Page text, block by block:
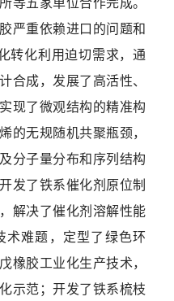
等五家单位合作完成。
严重依赖进口的问题和
转化利用迫切需求，通
合成，发展了高活性、
现了微观结构的精准构
的无规随机共聚瓶颈，
分子量分布和序列结构
发了铁系催化剂原位制
解决了催化剂溶解性能
术难题，定型了绿色环
橡胶工业化生产技术，
示范；开发了铁系梳枝